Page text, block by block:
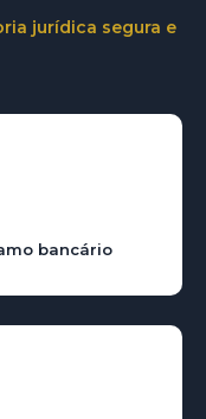
jurídica segura e
bancário